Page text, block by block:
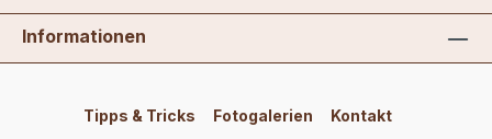
Informationen
Tipps & Tricks Fotogalerien
Kontakt